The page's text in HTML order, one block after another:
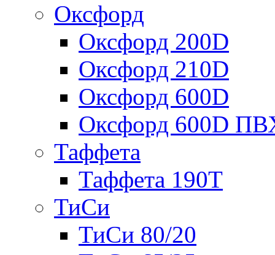
Оксфорд
Оксфорд 200D
Оксфорд 210D
Оксфорд 600D
Оксфорд 600D
Таффета
Таффета 190T
ТиСи
ТиСи 80/20